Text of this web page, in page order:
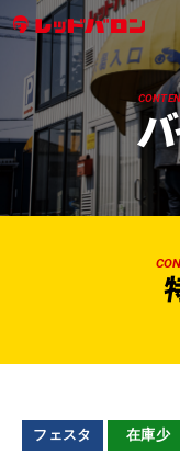
フェスタ 在庫少